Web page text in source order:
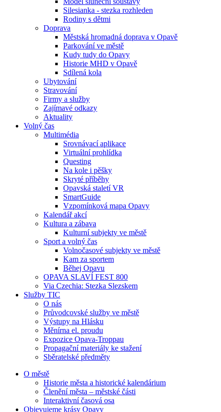
Silesianka - stezka rozhleden
Rodiny s dětmi
Doprava
Městská hromadná doprava v Opavě
Parkování ve městě
Kudy tudy do Opavy
Historie MHD v Opavě
Sdílená kola
Ubytování
Stravování
Firmy a služby
Zajímavé odkazy
Aktuality
Volný čas
Multimédia
Srovnávací aplikace
Virtuální prohlídka
Questing
Na kole i pěšky
Skryté příběhy
Opavská staletí VR
SmartGuide
Vzpomínková mapa Opavy
Kalendář akcí
Kultura a zábava
Kulturní subjekty ve městě
Sport a volný čas
Volnočasové subjekty ve městě
Kam za sportem
Běhej Opavu
OPAVA SLAVÍ FEST 800
Via Czechia: Stezka Slezskem
Služby TIC
O nás
Průvodcovské služby ve městě
Výstupy na Hlásku
Měnírna el. proudu
Expozice Opava-Troppau
Propagační materiály ke stažení
Sběratelské předměty
O městě
Historie města a historické kalendárium
Členění města – městské části
Interaktivní časová osa
Objevujeme krásy Opavy